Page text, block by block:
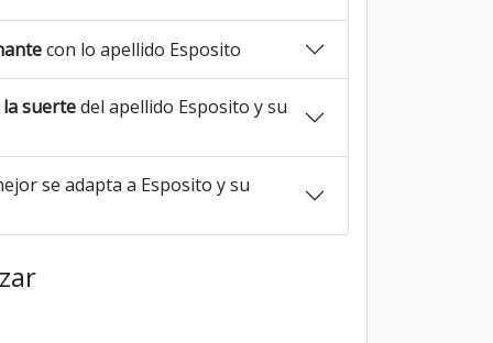
con lo apellido Esposito
suertedel apellido Esposito y su
se adapta a Esposito y su